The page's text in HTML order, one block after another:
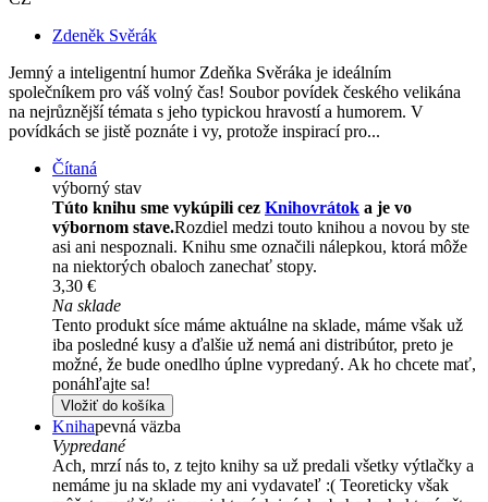
Zdeněk Svěrák
Jemný a inteligentní humor Zdeňka Svěráka je ideálním
společníkem pro váš volný čas! Soubor povídek českého velikána
na nejrůznější témata s jeho typickou hravostí a humorem. V
povídkách se jistě poznáte i vy, protože inspirací pro...
Čítaná
výborný stav
Túto knihu sme vykúpili cez Knihovrátok a je vo
výbornom stave.Rozdiel medzi touto knihou a novou by ste
asi ani nespoznali. Knihu sme označili nálepkou, ktorá môže
na niektorých obaloch zanechať stopy.
3,30 €
Na sklade
Tento produkt síce máme aktuálne na sklade, máme však už
iba posledné kusy a ďalšie už nemá ani distribútor, preto je
možné, že bude onedlho úplne vypredaný. Ak ho chcete mať,
ponáhľajte sa!
Vložiť do košíka
Knihapevná väzba
Vypredané
Ach, mrzí nás to, z tejto knihy sa už predali všetky výtlačky a
nemáme ju na sklade my ani vydavateľ :( Teoreticky však